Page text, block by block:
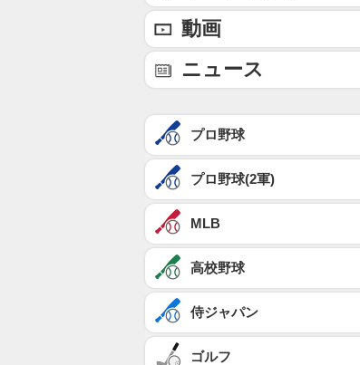
動画
ニュース
プロ野球
プロ野球(2軍)
MLB
高校野球
侍ジャパン
ゴルフ